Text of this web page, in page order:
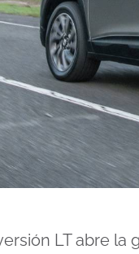
LT abre